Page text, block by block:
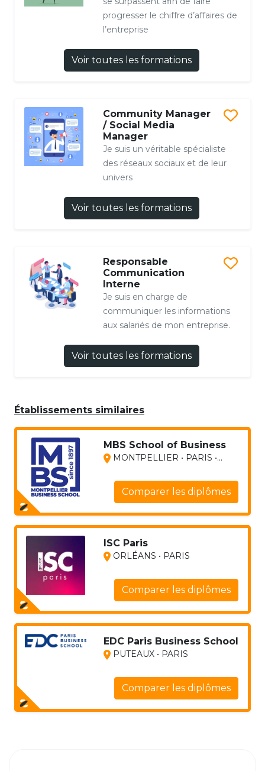
progresser le chiffre d’affaires de
l’entreprise
Voir toutes les formations
Community Manager
/ Social Media
Manager
Je suis un véritable spécialiste
des réseaux sociaux et de leur
univers
Voir toutes les formations
Responsable
Communication
Interne
Je suis en charge de
communiquer les informations
aux salariés de mon entreprise.
Voir toutes les formations
Établissements similaires
MBS School of Business
MONTPELLIER • PARIS •...
Comparer les diplômes
ISC Paris
ORLÉANS • PARIS
Comparer les diplômes
EDC Paris Business School
PUTEAUX • PARIS
Comparer les diplômes